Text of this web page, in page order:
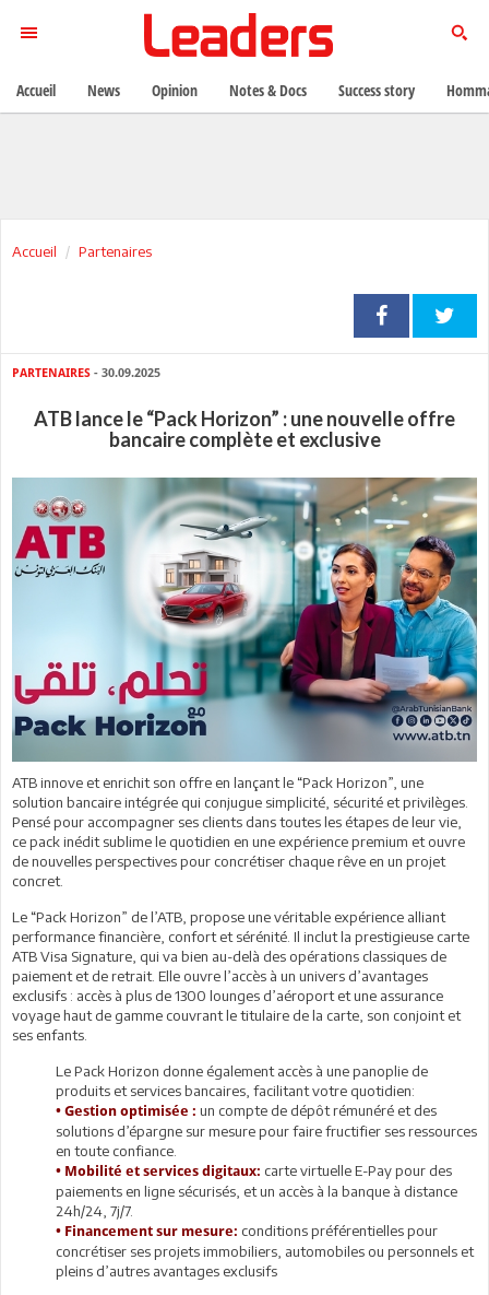
Accueil Partenaires
PARTENAIRES - 30.09.2025
ATB lance le “Pack Horizon” : une nouvelle offre
bancaire complète et exclusive
ATB innove et enrichit son offre en lançant le “Pack Horizon”, une
solution bancaire intégrée qui conjugue simplicité, sécurité et privilèges.
Pensé pour accompagner ses clients dans toutes les étapes de leur vie,
ce pack inédit sublime le quotidien en une expérience premium et ouvre
de nouvelles perspectives pour concrétiser chaque rêve en un projet
concret.
Le “Pack Horizon” de l’ATB, propose une véritable expérience alliant
performance financière, confort et sérénité. Il inclut la prestigieuse carte
ATB Visa Signature, qui va bien au-delà des opérations classiques de
paiement et de retrait. Elle ouvre l’accès à un univers d’avantages
exclusifs : accès à plus de 1300 lounges d’aéroport et une assurance
voyage haut de gamme couvrant le titulaire de la carte, son conjoint et
ses enfants.
Le Pack Horizon donne également accès à une panoplie de
produits et services bancaires, facilitant votre quotidien:
• Gestion optimisée : un compte de dépôt rémunéré et des
solutions d’épargne sur mesure pour faire fructifier ses ressources
en toute confiance.
• Mobilité et services digitaux: carte virtuelle E-Pay pour des
paiements en ligne sécurisés, et un accès à la banque à distance
24h/24, 7j/7.
• Financement sur mesure: conditions préférentielles pour
concrétiser ses projets immobiliers, automobiles ou personnels et
pleins d’autres avantages exclusifs
Accueil News Opinion Notes & Docs Success story